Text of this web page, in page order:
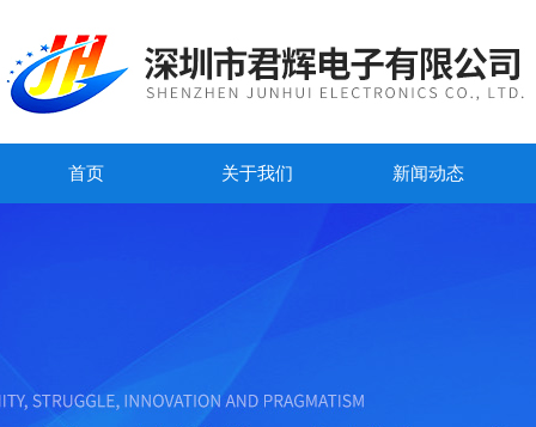
首页 关于我们 新闻动态